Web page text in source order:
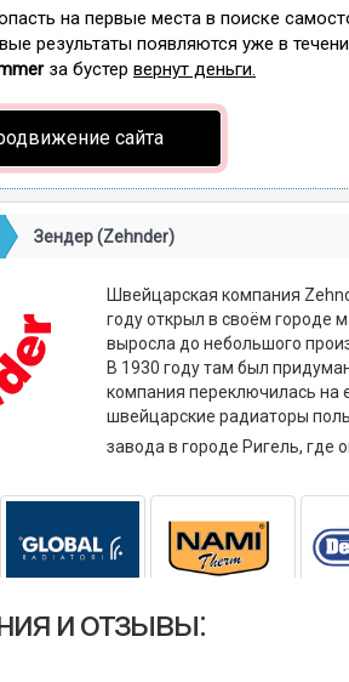
на первые места в поиске
результаты появляются уже в
за бустер вернут деньги.
сайта
Зендер (Zehnder)
Швейцарская компания
году открыл в своём городе
выросла до небольшого
В 1930 году там был
компания переключилась на
швейцарские радиаторы
завода в городе Ригель, где
и отзывы: